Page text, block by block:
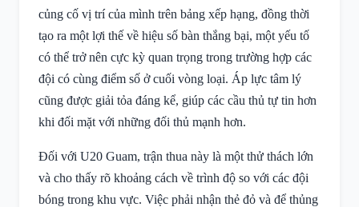
củng cố vị trí của mình trên bảng xếp hạng, đồng thời
tạo ra một lợi thế về hiệu số bàn thắng bại, một yếu tố
có thể trở nên cực kỳ quan trọng trong trường hợp các
đội có cùng điểm số ở cuối vòng loại. Áp lực tâm lý
cũng được giải tỏa đáng kể, giúp các cầu thủ tự tin hơn
khi đối mặt với những đối thủ mạnh hơn.
Đối với U20 Guam, trận thua này là một thử thách lớn
và cho thấy rõ khoảng cách về trình độ so với các đội
bóng trong khu vực. Việc phải nhận thẻ đỏ và để thủng